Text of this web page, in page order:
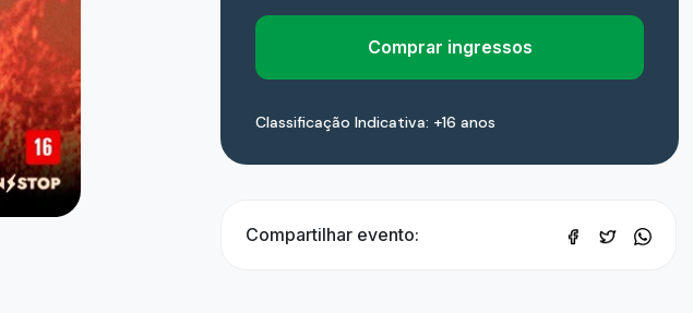
Comprar ingressos
Classificação Indicativa: +16 anos
Compartilhar evento: